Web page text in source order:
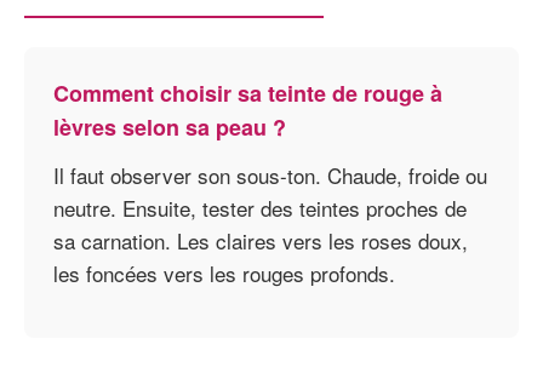
Comment choisir sa teinte de rouge à
lèvres selon sa peau ?
Il faut observer son sous-ton. Chaude, froide ou
neutre. Ensuite, tester des teintes proches de
sa carnation. Les claires vers les roses doux,
les foncées vers les rouges profonds.